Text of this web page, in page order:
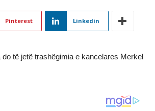
Pinterest Linkedin
të jetë trashëgimia e kancelares Merkel